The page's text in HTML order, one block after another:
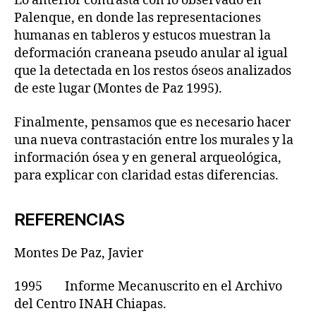
Palenque, en donde las representaciones
humanas en tableros y estucos muestran la
deformación craneana pseudo anular al igual
que la detectada en los restos óseos analizados
de este lugar (Montes de Paz 1995).
Finalmente, pensamos que es necesario hacer
una nueva contrastación entre los murales y la
información ósea y en general arqueológica,
para explicar con claridad estas diferencias.
REFERENCIAS
Montes De Paz, Javier
1995 Informe Mecanuscrito en el Archivo
del Centro INAH Chiapas.